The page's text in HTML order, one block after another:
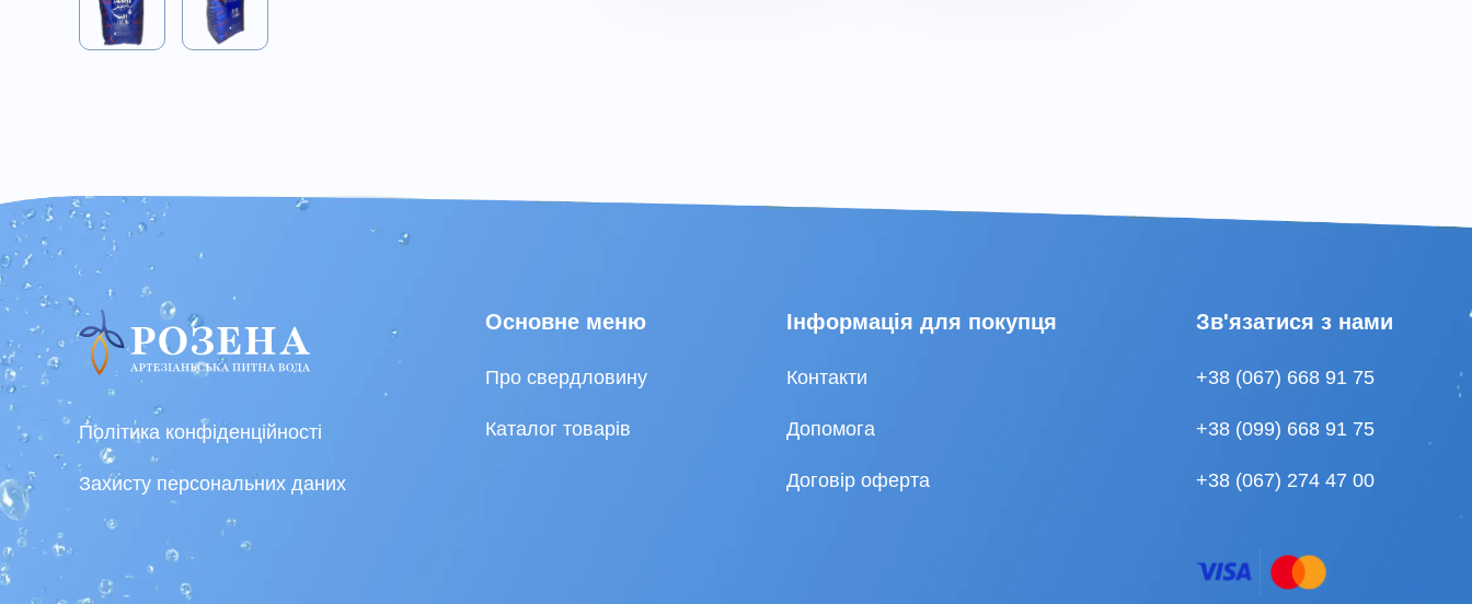
Політика конфіденційності
Захисту персональних даних
Основне меню
Про свердловину
Каталог товарів
Інформація для покупця
Контакти
Допомога
Договір оферта
Зв'язатися з нами
+38 (067) 668 91 75
+38 (099) 668 91 75
+38 (067) 274 47 00